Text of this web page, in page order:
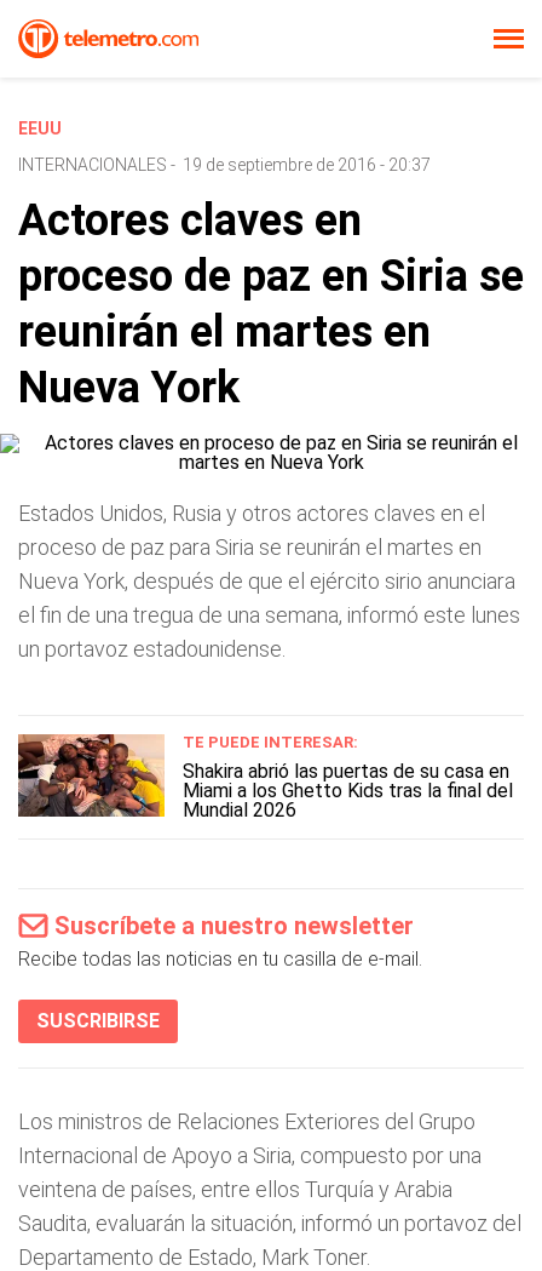
EEUU
INTERNACIONALES - 19 de septiembre de 2016 - 20:37
Actores claves en
proceso de paz en Siria se
reunirán el martes en
Nueva York
Estados Unidos, Rusia y otros actores claves en el
proceso de paz para Siria se reunirán el martes en
Nueva York, después de que el ejército sirio anunciara
el fin de una tregua de una semana, informó este lunes
un portavoz estadounidense.
TE PUEDE INTERESAR:
Shakira abrió las puertas de su casa en
Miami a los Ghetto Kids tras la final del
Mundial 2026
Suscríbete a nuestro newsletter
Recibe todas las noticias en tu casilla de e-mail.
SUSCRIBIRSE
Los ministros de Relaciones Exteriores del Grupo
Internacional de Apoyo a Siria, compuesto por una
veintena de países, entre ellos Turquía y Arabia
Saudita, evaluarán la situación, informó un portavoz del
Departamento de Estado, Mark Toner.